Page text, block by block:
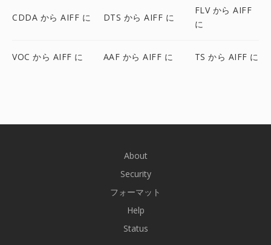
CDDA から AIFF に DTS から AIFF に
FLV から AIFF
に
VOC から AIFF に AAF から AIFF に TS から AIFF に
About
Security
フォーマット
Help
Status